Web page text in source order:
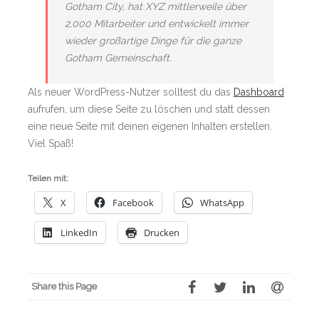
Gotham City, hat XYZ mittlerweile über
2,000 Mitarbeiter und entwickelt immer
wieder großartige Dinge für die ganze
Gotham Gemeinschaft.
Als neuer WordPress-Nutzer solltest du das Dashboard
aufrufen, um diese Seite zu löschen und statt dessen
eine neue Seite mit deinen eigenen Inhalten erstellen.
Viel Spaß!
Teilen mit:
X Facebook WhatsApp
LinkedIn Drucken
Share this Page